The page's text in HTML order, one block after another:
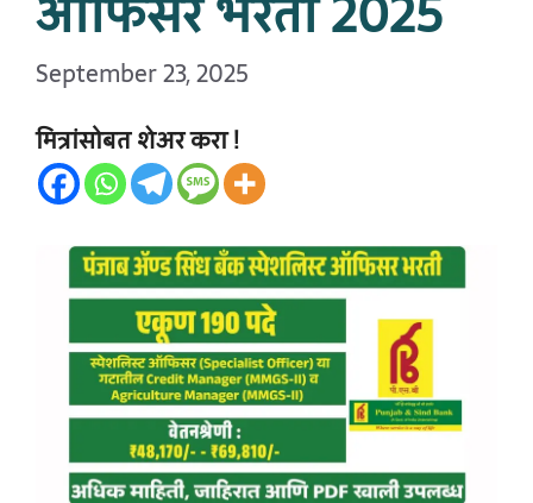
September 23, 2025
मित्रांसोबत शेअर करा !